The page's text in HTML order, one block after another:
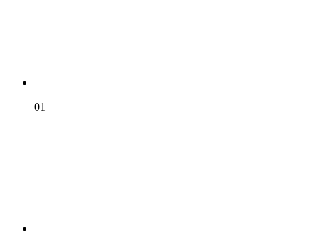
01